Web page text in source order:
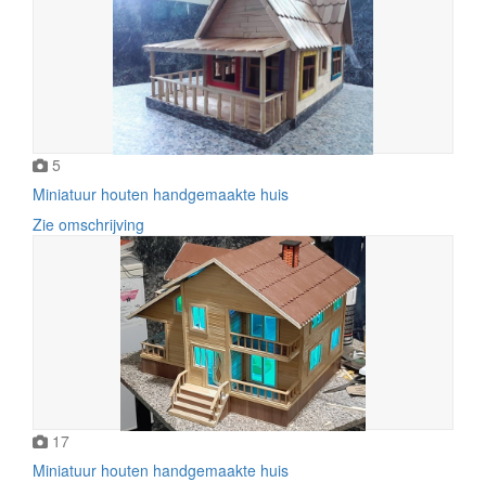
5
Miniatuur houten handgemaakte huis
Zie omschrijving
17
Miniatuur houten handgemaakte huis